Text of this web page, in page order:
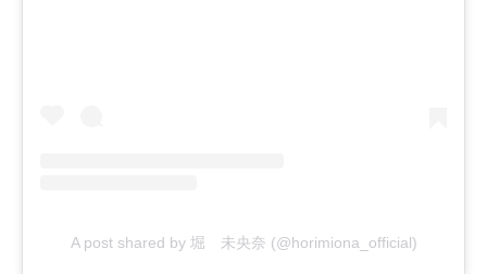
A post shared by 堀 未央奈 (@horimiona_official)